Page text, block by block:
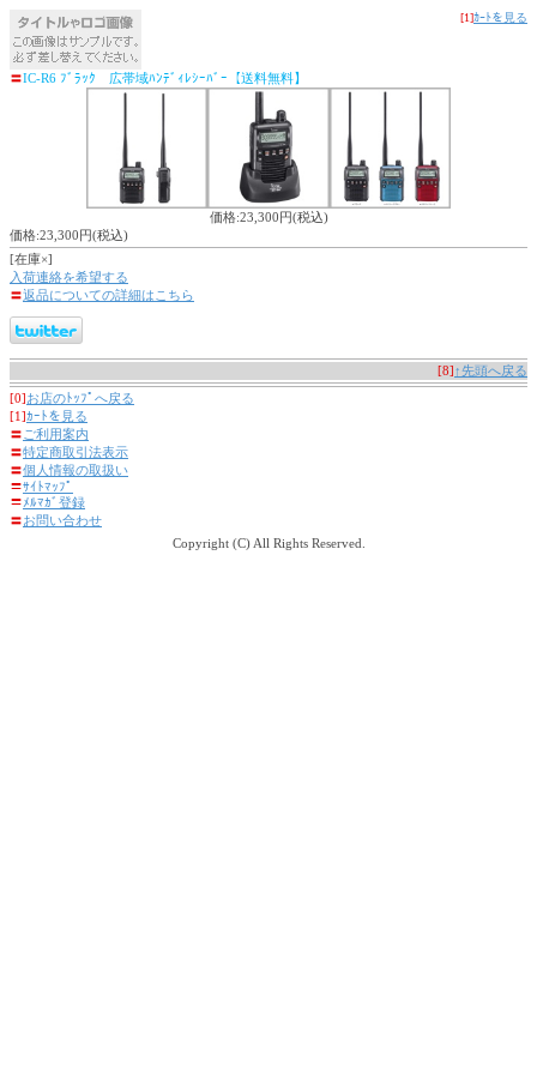
[1]ｶｰﾄを見る
〓IC-R6 ﾌﾞﾗｯｸ 広帯域ﾊﾝﾃﾞｨﾚｼｰﾊﾞｰ【送料無料】
価格:23,300円(税込)
価格:23,300円(税込)
[在庫×]
入荷連絡を希望する
〓返品についての詳細はこちら
[8] ↑先頭へ戻る
[0] お店のﾄｯﾌﾟへ戻る
[1]ｶｰﾄを見る
〓 ご利用案内
〓特定商取引法表示
〓個人情報の取扱い
〓ｻｲﾄﾏｯﾌﾟ
〓ﾒﾙﾏｶﾞ登録
〓お問い合わせ
Copyright (C) All Rights Reserved.